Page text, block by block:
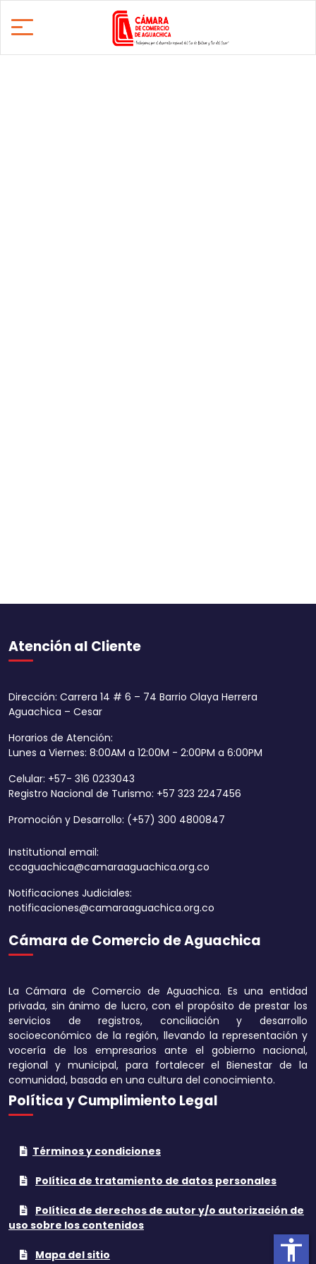
Atención al Cliente
Dirección: Carrera 14 # 6 – 74 Barrio Olaya Herrera
Aguachica – Cesar
Horarios de Atención:
Lunes a Viernes: 8:00AM a 12:00M - 2:00PM a 6:00PM
Celular: +57- 316 0233043
Registro Nacional de Turismo: +57 323 2247456
Promoción y Desarrollo: (+57) 300 4800847
Institutional email:
ccaguachica@camaraaguachica.org.co
Notificaciones Judiciales:
notificaciones@camaraaguachica.org.co
Cámara de Comercio de Aguachica
La Cámara de Comercio de Aguachica. Es una entidad
privada, sin ánimo de lucro, con el propósito de prestar los
servicios de registros, conciliación y desarrollo
socioeconómico de la región, llevando la representación y
vocería de los empresarios ante el gobierno nacional,
regional y municipal, para fortalecer el Bienestar de la
comunidad, basada en una cultura del conocimiento.
Política y Cumplimiento Legal
Términos y condiciones
Política de tratamiento de datos personales
Política de derechos de autor y/o autorización de
uso sobre los contenidos
Mapa del sitio accessibility
Aumentar
Aumentar el
texto
Disminuir el
texto
Aumentar la
Tonos grises
Subrayar enlaces
Cursor grande